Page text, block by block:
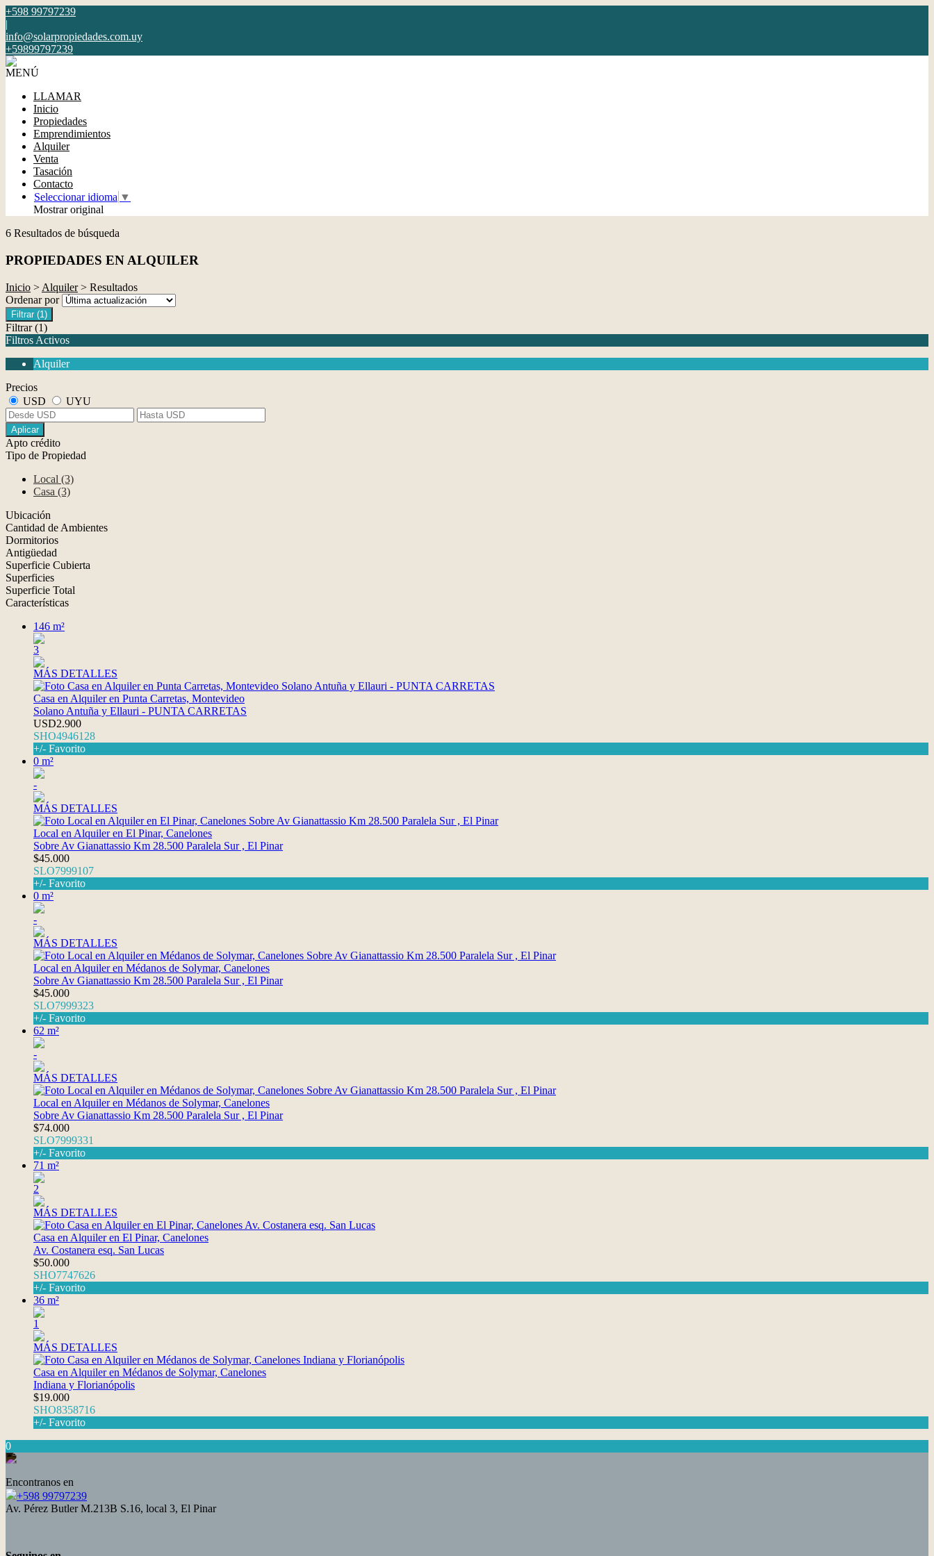
+598 99797239
|
info@solarpropiedades.com.uy
+59899797239
MENÚ
LLAMAR
Inicio
Propiedades
Emprendimientos
Alquiler
Venta
Tasación
Contacto
Seleccionar idioma ▼
Mostrar original
6 Resultados de búsqueda
PROPIEDADES EN ALQUILER
Inicio > Alquiler> Resultados
Ordenar por
Filtrar (1)
Filtrar (1)
Filtros Activos
Alquiler
Precios
USD
UYU
Aplicar
Apto crédito
Tipo de Propiedad
Local (3)
Casa (3)
Ubicación
Cantidad de Ambientes
Dormitorios
Antigüedad
Superficie Cubierta
Superficies
Superficie Total
Características
146 m²
3
MÁS DETALLES
Casa en Alquiler en Punta Carretas, Montevideo
Solano Antuña y Ellauri - PUNTA CARRETAS
USD2.900
SHO4946128
+/- Favorito
0 m²
-
MÁS DETALLES
Local en Alquiler en El Pinar, Canelones
Sobre Av Gianattassio Km 28.500 Paralela Sur , El Pinar
$45.000
SLO7999107
+/- Favorito
0 m²
-
MÁS DETALLES
Local en Alquiler en Médanos de Solymar, Canelones
Sobre Av Gianattassio Km 28.500 Paralela Sur , El Pinar
$45.000
SLO7999323
+/- Favorito
62 m²
-
MÁS DETALLES
Local en Alquiler en Médanos de Solymar, Canelones
Sobre Av Gianattassio Km 28.500 Paralela Sur , El Pinar
$74.000
SLO7999331
+/- Favorito
71 m²
2
MÁS DETALLES
Casa en Alquiler en El Pinar, Canelones
Av. Costanera esq. San Lucas
$50.000
SHO7747626
+/- Favorito
36 m²
1
MÁS DETALLES
Casa en Alquiler en Médanos de Solymar, Canelones
Indiana y Florianópolis
$19.000
SHO8358716
+/- Favorito
0
Encontranos en
+598 99797239
Av. Pérez Butler M.213B S.16, local 3, El Pinar